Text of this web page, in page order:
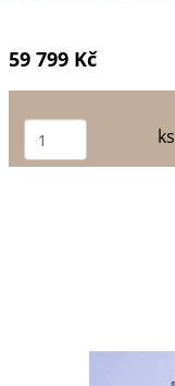
59 799 Kč
ks